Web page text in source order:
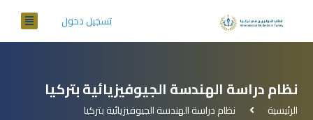
تسجيل دخول
نظام دراسة الهندسة الجيوفيزيائية بتركيا
الرئيسية نظام دراسة الهندسة الجيوفيزيائية بتركيا